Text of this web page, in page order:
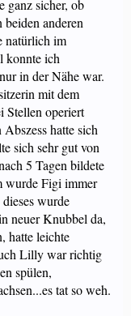
ganz sicher, ob
anderen
natürlich im
konnte ich
in der Nähe war.
mit dem
Stellen operiert
hatte sich
sich sehr gut von
5 Tagen bildete
wurde Figi immer
wurde
neuer Knubbel da,
hatte leichte
Lilly war richtig
spülen,
tat so weh.